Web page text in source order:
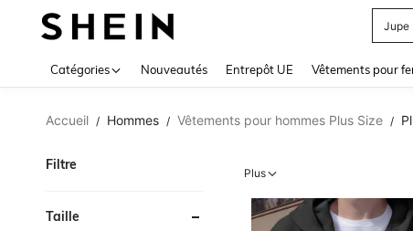
Jupe
Catégories Nouveautés Entrepôt UE Vêtements pour
Accueil / Hommes / Vêtements pour hommes Plus Size /
Filtre
Taille
Plus